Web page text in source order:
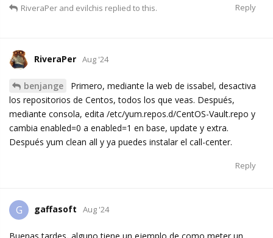
Reply
RiveraPer and evilchis replied to this.
RiveraPer Aug '24
benjange
Primero, mediante la web de issabel, desactiva
los repositorios de Centos, todos los que veas. Después,
mediante consola, edita /etc/yum.repos.d/CentOS-Vault.repo y
cambia enabled=0 a enabled=1 en base, update y extra.
Después yum clean all y ya puedes instalar el call-center.
Reply
G gaffasoft Aug '24